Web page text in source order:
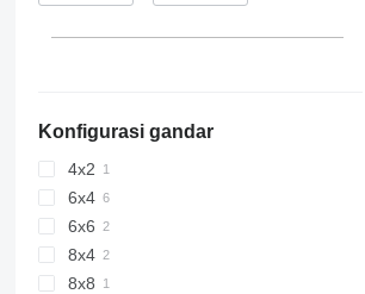
Konfigurasi gandar
4x2
6x4
6x6
8x4
8x8